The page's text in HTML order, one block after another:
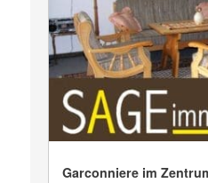
Garconniere im